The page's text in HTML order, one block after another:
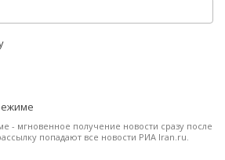
- мгновенное получение новости сразу после
попадают все новости РИА Iran.ru.